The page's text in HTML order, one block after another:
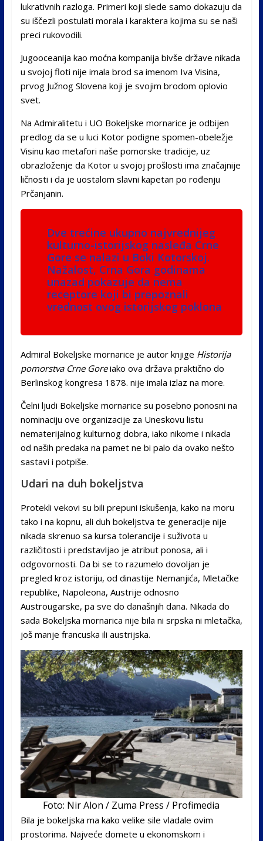
lukrativnih razloga. Primeri koji slede samo dokazuju da
su iščezli postulati morala i karaktera kojima su se naši
preci rukovodili.
Jugooceanija kao moćna kompanija bivše države nikada
u svojoj floti nije imala brod sa imenom Iva Visina,
prvog Južnog Slovena koji je svojim brodom oplovio
svet.
Na Admiralitetu i UO Bokeljske mornarice je odbijen
predlog da se u luci Kotor podigne spomen-obeležje
Visinu kao metafori naše pomorske tradicije, uz
obrazloženje da Kotor u svojoj prošlosti ima značajnije
ličnosti i da je uostalom slavni kapetan po rođenju
Prčanjanin.
Dve trećine ukupno najvrednijeg
kulturno-istorijskog nasleđa Crne
Gore se nalazi u Boki Kotorskoj.
Nažalost, Crna Gora godinama
unazad pokazuje da nema
receptore koji bi prepoznali
vrednost ovog istorijskog poklona
Admiral Bokeljske mornarice je autor knjige Historija
pomorstva Crne Goreiako ova država praktično do
Berlinskog kongresa 1878. nije imala izlaz na more.
Čelni ljudi Bokeljske mornarice su posebno ponosni na
nominaciju ove organizacije za Uneskovu listu
nematerijalnog kulturnog dobra, iako nikome i nikada
od naših predaka na pamet ne bi palo da ovako nešto
sastavi i potpiše.
Udari na duh bokeljstva
Protekli vekovi su bili prepuni iskušenja, kako na moru
tako i na kopnu, ali duh bokeljstva te generacije nije
nikada skrenuo sa kursa tolerancije i suživota u
različitosti i predstavljao je atribut ponosa, ali i
odgovornosti. Da bi se to razumelo dovoljan je
pregled kroz istoriju, od dinastije Nemanjića, Mletačke
republike, Napoleona, Austrije odnosno
Austrougarske, pa sve do današnjih dana. Nikada do
sada Bokeljska mornarica nije bila ni srpska ni mletačka,
još manje francuska ili austrijska.
Foto: Nir Alon / Zuma Press / Profimedia
Bila je bokeljska ma kako velike sile vladale ovim
prostorima. Najveće domete u ekonomskom i